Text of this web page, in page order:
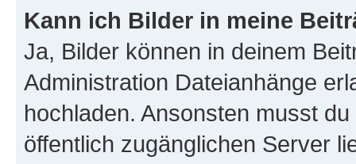
Kann ich Bilder in meine
Ja, Bilder können in deinem
Administration Dateianhänge
hochladen. Ansonsten musst
öffentlich zugänglichen Server